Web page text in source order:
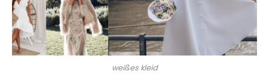
weißes kleid